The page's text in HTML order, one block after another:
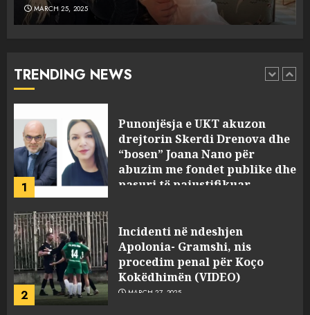
MARCH 25, 2025
TRENDING NEWS
5
“Ai që drejtonte makinën më
plagosën!
1
Punonjësja e UKT akuzon
drejtorin Skerdi Drenova dhe
“bosen” Joana Nano për
abuzim me fondet publike dhe
pasuri të pajustifikuar
2
Incidenti në ndeshjen
Apolonia- Gramshi, nis
procedim penal për Koço
Kokëdhimën (VIDEO)
MARCH 27, 2025